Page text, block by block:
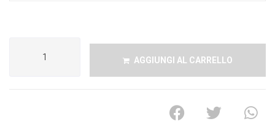
AGGIUNGI AL CARRELLO